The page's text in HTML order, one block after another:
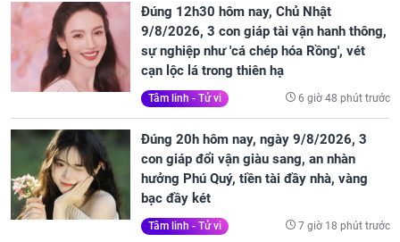
Đúng 12h30 hôm nay, Chủ Nhật
9/8/2026, 3 con giáp tài vận hanh thông,
sự nghiệp như 'cá chép hóa Rồng', vét
cạn lộc lá trong thiên hạ
Tâm linh - Tử vi 6 giờ 48 phút trước
Đúng 20h hôm nay, ngày 9/8/2026, 3
con giáp đổi vận giàu sang, an nhàn
hưởng Phú Quý, tiền tài đầy nhà, vàng
bạc đầy két
Tâm linh - Tử vi 7 giờ 18 phút trước